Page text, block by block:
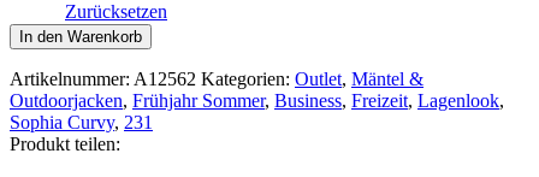
Zurücksetzen
Sophia
Curvy
Outdoor
Jacke
rot
Menge
In den Warenkorb
Artikelnummer: A12562 Kategorien: Outlet, Mäntel &
Outdoorjacken, Frühjahr Sommer, Business, Freizeit, Lagenlook,
Sophia Curvy, 231
Produkt teilen: